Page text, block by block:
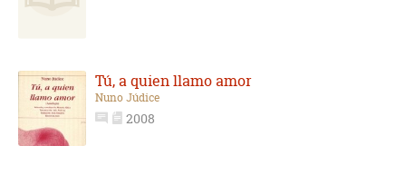
Tú, a quien llamo amor
Nuno Júdice
2008